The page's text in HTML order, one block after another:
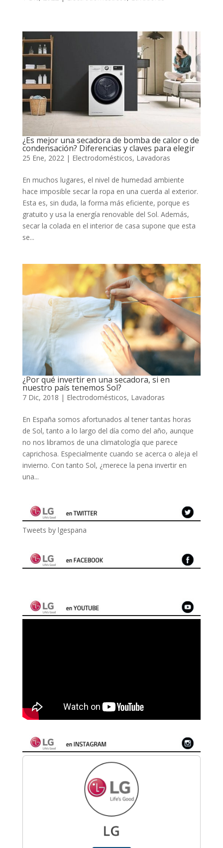
¿Es mejor una secadora de bomba de calor o de
condensación? Diferencias y claves para elegir
25 Ene, 2022| Electrodomésticos, Lavadoras
En muchos lugares, el nivel de humedad ambiente
hace imposible secar la ropa en una cuerda al exterior.
Esta es, sin duda, la forma más eficiente, porque es
gratuito y usa la energía renovable del Sol. Además,
secar la colada en el interior de casa supone que esta
se...
¿Por qué invertir en una secadora, si en
nuestro país tenemos Sol?
7 Dic, 2018 | Electrodomésticos, Lavadoras
En España somos afortunados al tener tantas horas
de Sol, tanto a lo largo del día como del año, aunque
no nos libramos de una climatología que parece
caprichosa. Especialmente cuando se acerca o aleja el
invierno. Con tanto Sol, ¿merece la pena invertir en
una...
Tweets by lgespana